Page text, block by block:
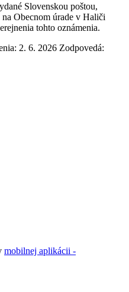
Slovenskou poštou,
Obecnom úrade v Haliči
tohto oznámenia.
2. 6. 2026 Zodpovedá:
mobilnej aplikácii -